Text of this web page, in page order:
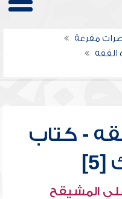
مفرغة
الفقه
- كتاب
المشيقح